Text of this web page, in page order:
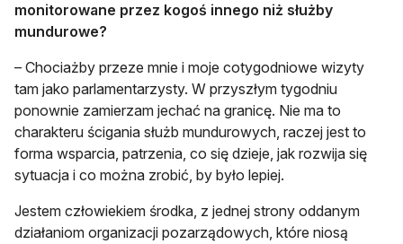
monitorowane przez kogoś innego niż służby
mundurowe?
– Chociażby przeze mnie i moje cotygodniowe wizyty
tam jako parlamentarzysty. W przyszłym tygodniu
ponownie zamierzam jechać na granicę. Nie ma to
charakteru ścigania służb mundurowych, raczej jest to
forma wsparcia, patrzenia, co się dzieje, jak rozwija się
sytuacja i co można zrobić, by było lepiej.
Jestem człowiekiem środka, z jednej strony oddanym
działaniom organizacji pozarządowych, które niosą